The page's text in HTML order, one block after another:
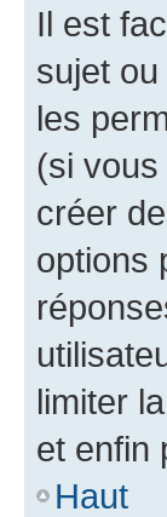
Il est
sujet
les
(si vous
créer
options
limiter
et enfin
Haut